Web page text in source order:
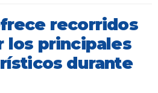
recorridos
los principales
durante